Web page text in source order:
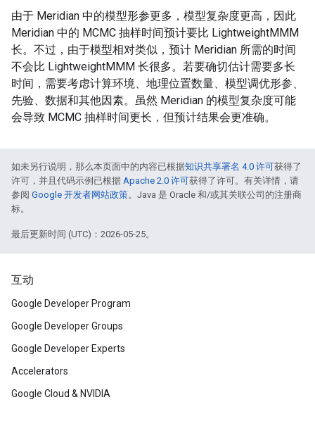
由于 Meridian 中的模型形参更多，模型复杂度更高，因此
Meridian 中的 MCMC 抽样时间预计要比 LightweightMMM
长。不过，由于模型相对类似，预计 Meridian 所需的时间
不会比 LightweightMMM 长很多。若要确切估计需要多长
时间，需要考虑计算环境、地理位置数量、模型调优形参、
先验、数据和其他因素。虽然 Meridian 的模型复杂度可能
会导致 MCMC 抽样时间更长，但预计结果会更准确。
如未另行说明，那么本页面中的内容已根据知识共享署名 4.0 许可获得了
许可，并且代码示例已根据 Apache 2.0 许可获得了许可。有关详情，请
参阅 Google 开发者网站政策。Java 是 Oracle 和/或其关联公司的注册商
标。
最后更新时间 (UTC)：2026-05-25。
互动
Google Developer Program
Google Developer Groups
Google Developer Experts
Accelerators
Google Cloud & NVIDIA